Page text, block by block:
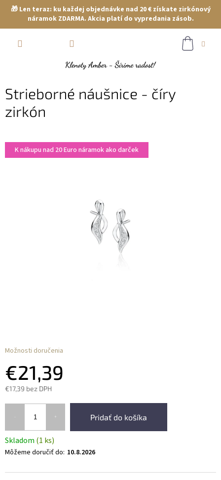
🎁 Len teraz: ku každej objednávke nad 20 € získate zirkónový
náramok ZDARMA. Akcia platí do vypredania zásob.
Strieborné náušnice - číry
zirkón
K nákupu nad 20 Euro náramok ako darček
€21,39
€17,39 bez DPH
Pridať do košíka
Skladom (1 ks)
Môžeme doručiť do: 10.8.2026
Možnosti doručenia